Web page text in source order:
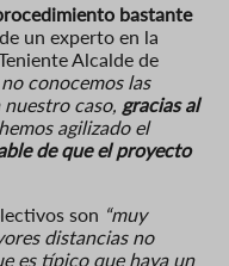
bastante
un experto en la
Alcalde de
conocemos las
caso, gracias al
agilizado el
de que el proyecto
son “muy
distancias no
es típico que haya un